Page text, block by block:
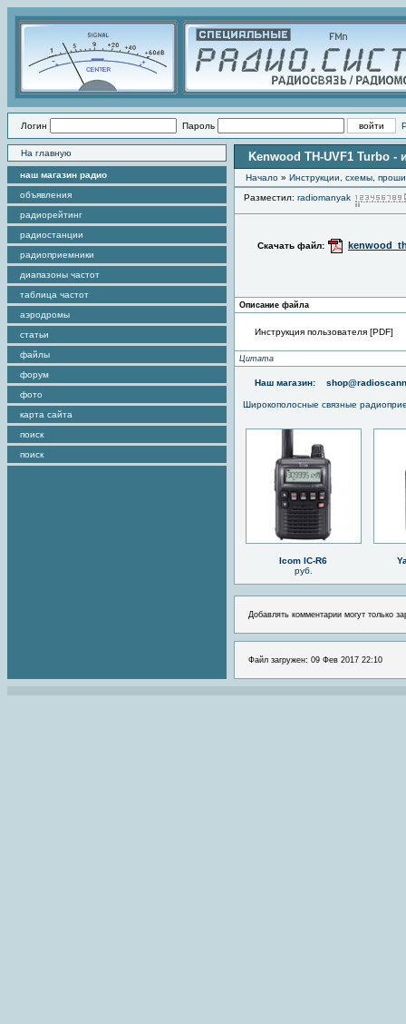
Логин Пароль
На главную
наш магазин радио
объявления
радиорейтинг
радиостанции
радиоприемники
диапазоны частот
таблица частот
аэродромы
статьи
файлы
форум
фото
карта сайта
поиск
поиск
Kenwood TH-UVF1 Turbo -
Начало » Инструкции, схемы,
Разместил: radiomanyak
Скачать файл:
Описание файла
Инструкция пользователя [PDF]
Цитата
Наш магазин:
Широкополосные связные
Icom IC-R6
руб.
Добавлять комментарии могут только
Файл загружен: 09 Фев 2017 22:10